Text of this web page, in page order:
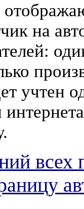
на
учтен
всех